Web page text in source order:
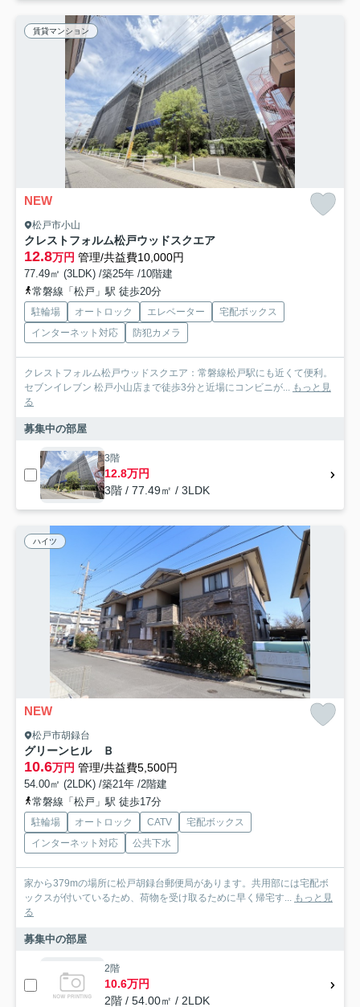
賃貸マンション
NEW
松戸市小山
クレストフォルム松戸ウッドスクエア
12.8万円 管理/共益費10,000円
77.49㎡ (3LDK) /築25年 /10階建
常磐線「松戸」駅 徒歩20分
駐輪場 オートロック エレベーター
宅配ボックス
インターネット対応
防犯カメラ
クレストフォルム松戸ウッドスクエア：常磐線松戸駅にも近くて便利。
セブンイレブン 松戸小山店まで徒歩3分と近場にコンビニが... もっと見
る
募集中の部屋
3階
12.8万円
3階 / 77.49㎡ / 3LDK
ハイツ
NEW
松戸市胡録台
グリーンヒル Ｂ
10.6万円 管理/共益費5,500円
54.00㎡ (2LDK) /築21年 /2階建
常磐線「松戸」駅 徒歩17分
駐輪場 オートロック CATV
宅配ボックス
インターネット対応
公共下水
家から379mの場所に松戸胡録台郵便局があります。共用部には宅配ボ
ックスが付いているため、荷物を受け取るために早く帰宅す... もっと見
る
募集中の部屋
2階
10.6万円
2階 / 54.00㎡ / 2LDK